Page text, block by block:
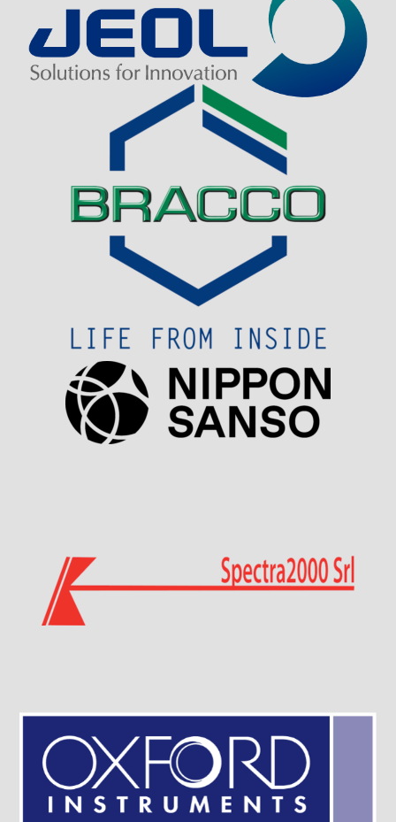
Visit Sponsor Page
Visit Sponsor Page
Visit Sponsor Page
Visit Sponsor Page